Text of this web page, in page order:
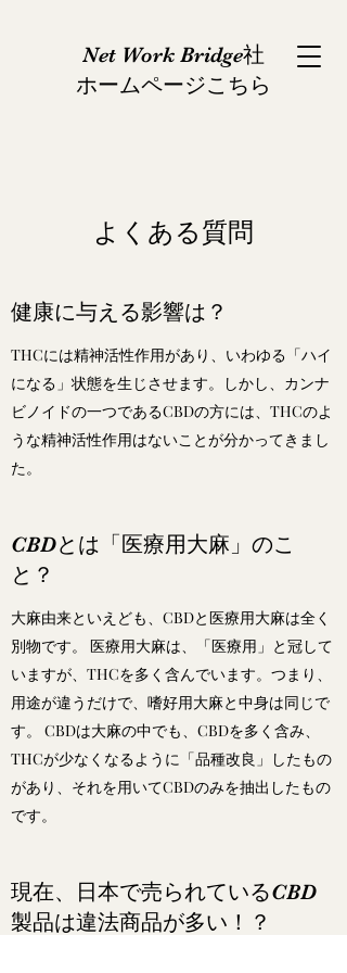
Net Work Bridge社
​ホームページこちら
よくある質問
健康に与える影響は？
THCには精神活性作用があり、いわゆる「ハイ
になる」状態を生じさせます。しかし、カンナ
ビノイドの一つであるCBDの方には、THCのよ
うな精神活性作用はないことが分かってきまし
た。
CBDとは「医療用大麻」のこ
と？
大麻由来といえども、CBDと医療用大麻は全く
別物です。 医療用大麻は、「医療用」と冠して
いますが、THCを多く含んでいます。つまり、
用途が違うだけで、嗜好用大麻と中身は同じで
す。 CBDは大麻の中でも、CBDを多く含み、
THCが少なくなるように「品種改良」したもの
があり、それを用いてCBDのみを抽出したもの
です。
現在、日本で売られているCBD
製品は違法商品が多い！？